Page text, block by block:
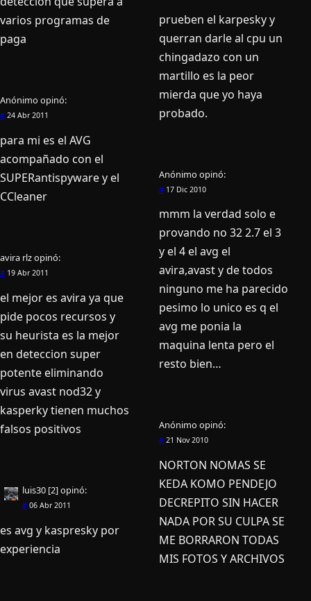
varios programas de
paga
Anónimo opinó:
# 24 Abr 2011
para mi es el AVG
acompañado con el
SUPERantispyware y el
CCleaner
avira rlzopinó:
# 19 Abr 2011
el mejor es avira ya que
pide pocos recursos y
su heurista es la mejor
en deteccion super
potente eliminando
virus avast nod32 y
kasperky tienen muchos
falsos positivos
luis30 [2]opinó:
# 06 Abr 2011
es avg y kaspresky por
experiencia
prueben el karpesky y
querran darle al cpu un
chingadazo con un
martillo es la peor
mierda que yo haya
probado.
Anónimo opinó:
#17 Dic 2010
mmm la verdad solo e
provando no 32 2.7 el 3
y el 4 el avg el
avira,avast y de todos
ninguno me ha parecido
pesimo lo unico es q el
avg me ponia la
maquina lenta pero el
resto bien…
Anónimo opinó:
#21 Nov 2010
NORTON NOMAS SE
KEDA KOMO PENDEJO
DECREPITO SIN HACER
NADA POR SU CULPA SE
ME BORRARON TODAS
MIS FOTOS Y ARCHIVOS